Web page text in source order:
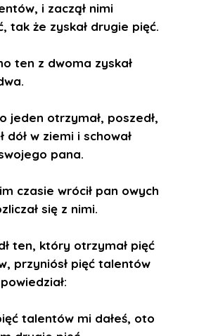
i zaczął nimi
tak że zyskał drugie pięć.
ten z dwoma zyskał
jeden otrzymał, poszedł,
dół w ziemi i schował
pana.
czasie wrócił pan owych
się z nimi.
ten, który otrzymał pięć
przyniósł pięć talentów
talentów mi dałeś, oto